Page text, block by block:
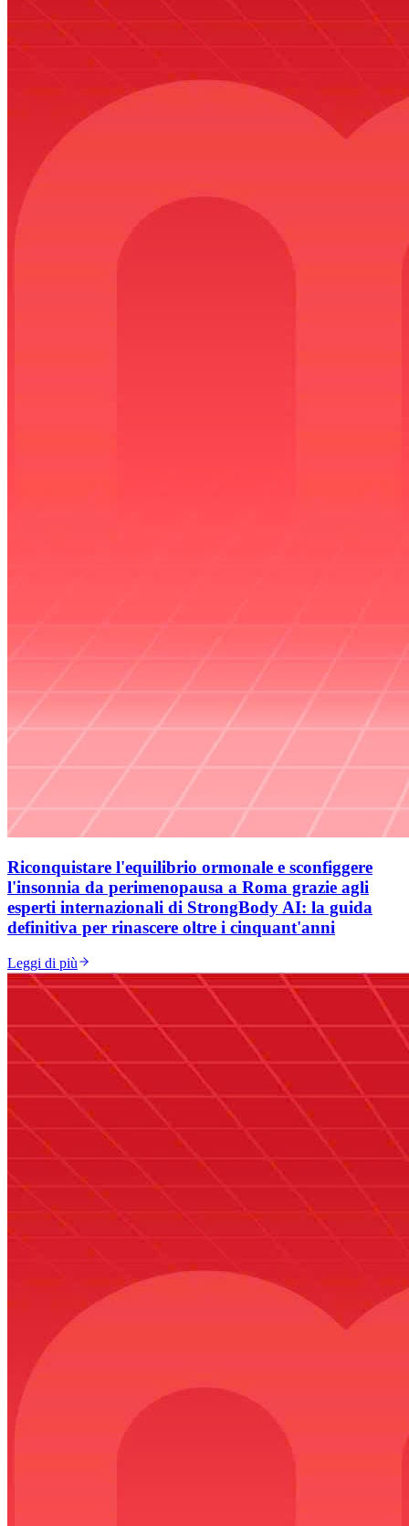
Riconquistare l'equilibrio ormonale e sconfiggere
l'insonnia da perimenopausa a Roma grazie agli
esperti internazionali di StrongBody AI: la guida
definitiva per rinascere oltre i cinquant'anni
Leggi di più